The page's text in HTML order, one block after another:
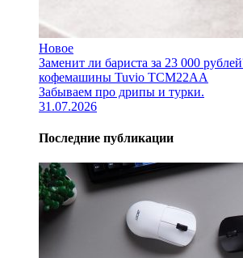
Новое
Заменит ли бариста за 23 000
кофемашины Tuvio TCM22AA
Забываем про дрипы и турки.
31.07.2026
Последние публикации